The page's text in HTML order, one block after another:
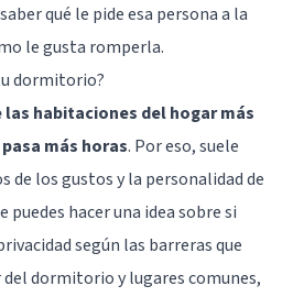
qué le pide esa persona a la
le gusta romperla.
dormitorio?
las habitaciones del hogar más
más horas. Por eso, suele
de los gustos y la personalidad de
hacer una idea sobre si
según las barreras que
dormitorio y lugares comunes,